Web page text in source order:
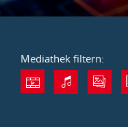
Mediathek filtern: